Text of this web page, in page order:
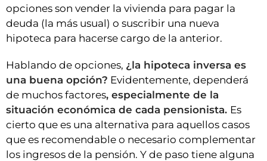
opciones son vender la vivienda para pagar la
deuda (la más usual) o suscribir una nueva
hipoteca para hacerse cargo de la anterior.
Hablando de opciones, ¿la hipoteca inversa es
una buena opción? Evidentemente, dependerá
de muchos factores, especialmente de la
situación económica de cada pensionista. Es
cierto que es una alternativa para aquellos casos
que es recomendable o necesario complementar
los ingresos de la pensión. Y de paso tiene alguna